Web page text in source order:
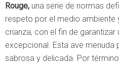
Rouge, una serie de normas
respeto por el medio ambiente
crianza, con el fin de garantizar
excepcional. Esta ave menuda
sabrosa y delicada. Por